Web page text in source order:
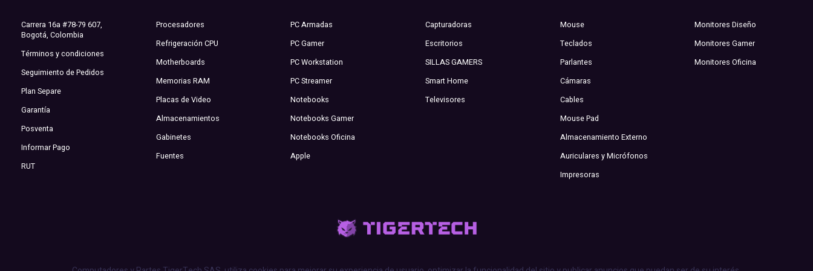
Carrera 16a #78-79 607,
Bogotá, Colombia
Términos y condiciones
Seguimiento de Pedidos
Plan Separe
Garantía
Posventa
Informar Pago
RUT
Procesadores
Refrigeración CPU
Motherboards
Memorias RAM
Placas de Video
Almacenamientos
Gabinetes
Fuentes
PC Armadas
PC Gamer
PC Workstation
PC Streamer
Notebooks
Notebooks Gamer
Notebooks Oficina
Apple
Capturadoras
Escritorios
SILLAS GAMERS
Smart Home
Televisores
Mouse
Teclados
Parlantes
Cámaras
Cables
Mouse Pad
Almacenamiento Externo
Auriculares y Micrófonos
Impresoras
Monitores Diseño
Monitores Gamer
Monitores Oficina